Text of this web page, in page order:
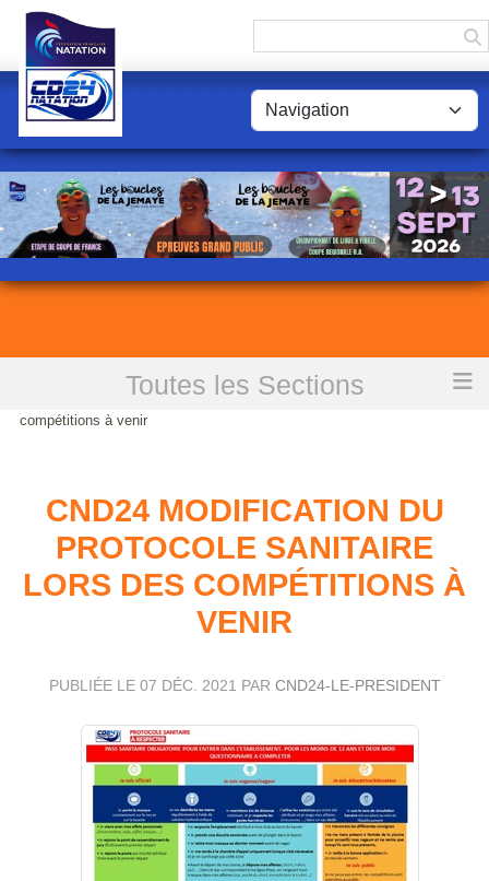
Toutes les Sections
CND24 modification du protocole sanitaire lors des
compétitions à venir
CND24 MODIFICATION DU
PROTOCOLE SANITAIRE
LORS DES COMPÉTITIONS À
VENIR
PUBLIÉE LE 07 DÉC. 2021 PAR CND24-LE-PRESIDENT
Panneau de gestion des cookies